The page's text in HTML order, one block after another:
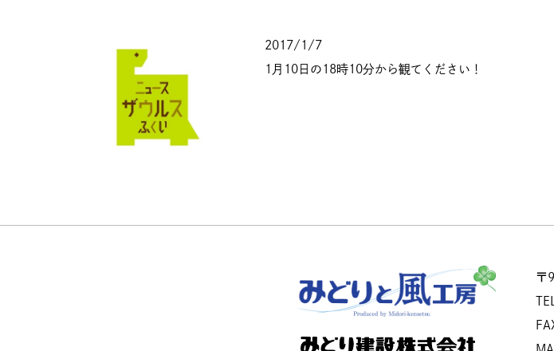
2017/1/7
1月10日の18時10分から観てください！
〒